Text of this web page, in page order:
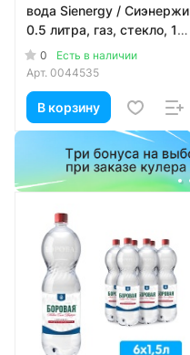
вода Sienergy / Сиэнержи
0.5 литра, газ, стекло, 12
шт. в уп.
0
Есть в наличии
Арт. 0044535
В корзину